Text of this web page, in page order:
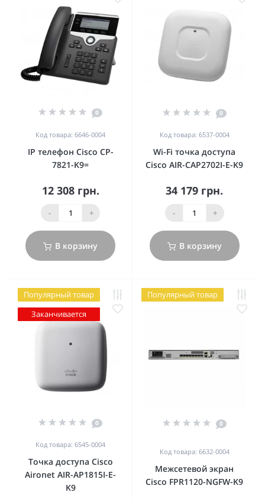
0
Код товара: 6646-0004
IP телефон Cisco CP-
7821-K9=
12 308 грн.
- +
В корзину
0
Код товара: 6537-0004
Wi-Fi точка доступа
Cisco AIR-CAP2702I-E-K9
34 179 грн.
- +
В корзину
Популярный товар
Заканчивается
0
Код товара: 6545-0004
Точка доступа Cisco
Aironet AIR-AP1815I-E-
K9
Популярный товар
0
Код товара: 6632-0004
Межсетевой экран
Cisco FPR1120-NGFW-K9